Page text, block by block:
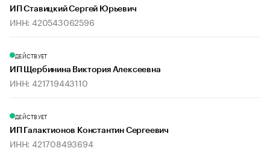
ИП Ставицкий Сергей Юрьевич
ИНН: 420543062596
ДЕЙСТВУЕТ
ИП Щербинина Виктория Алексеевна
ИНН: 421719443110
ДЕЙСТВУЕТ
ИП Галактионов Константин Сергеевич
ИНН: 421708493694